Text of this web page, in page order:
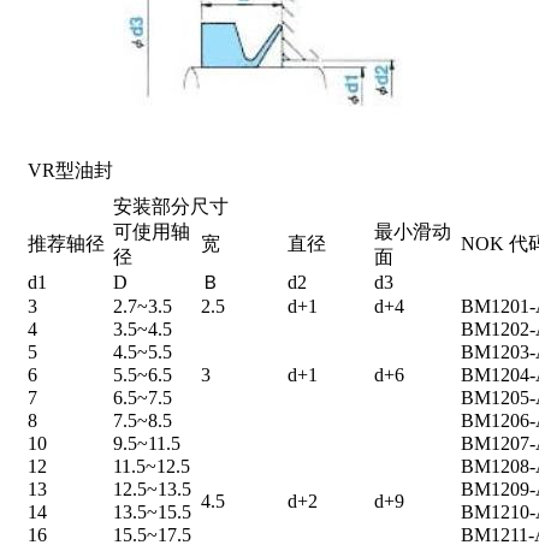
VR型油封
安装部分尺寸
NOK 代
推荐轴径
可使用轴
径
宽 直径
最小滑动
面
d1
D Ｂ d2
d3
3
2.7~3.5 2.5 d+1 d+4
4
3.5~4.5
3 d+1 d+6
5
4.5~5.5
6
5.5~6.5
7
6.5~7.5
8
7.5~8.5
10
9.5~11.5
4.5 d+2 d+9
12
11.5~12.5
13
12.5~13.5
14
13.5~15.5
16
15.5~17.5